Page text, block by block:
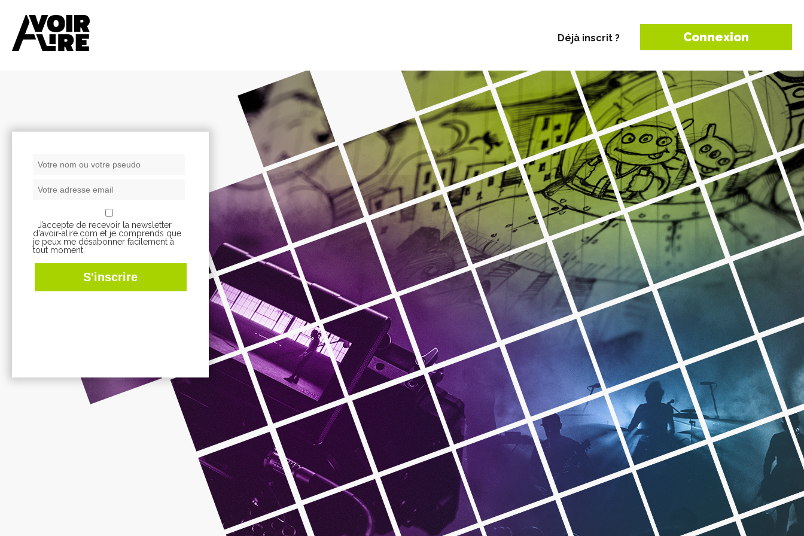
Déjà inscrit ? Connexion
J’accepte de recevoir la newsletter
d'avoir-alire.com et je comprends que
je peux me désabonner facilement à
tout moment.